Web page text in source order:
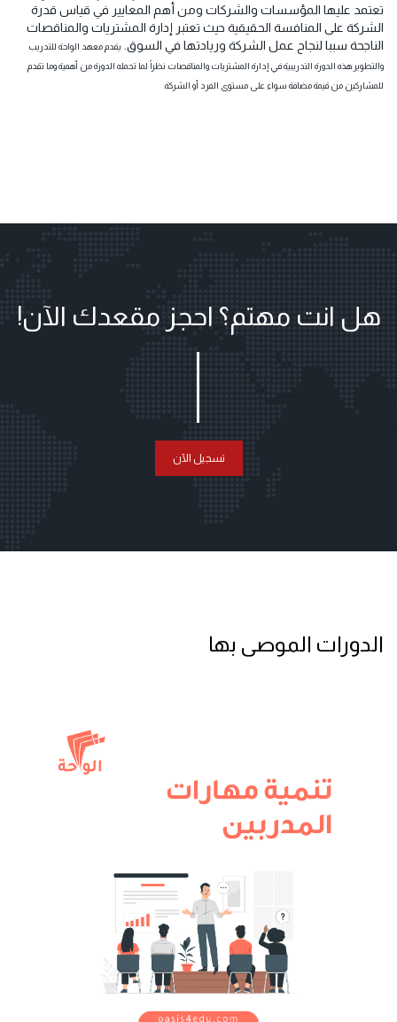
تعتمد عليها المؤسسات والشركات ومن أهم المعايير في قياس قدرة
الشركة على المنافسة الحقيقية حيث تعتبر إدارة المشتريات والمناقصات
الناجحة سببا لنجاح عمل الشركة وريادتها في السوق.
يقدم معهد الواحة للتدريب
والتطوير هذه الدورة التدريبية في إدارة المشتريات والمناقصات نظراً لما تحمله الدورة من أهمية وما تقدم
للمشاركين من قيمة مضافة سواء على مستوى الفرد أو الشركة.
هل انت مهتم؟ احجز مقعدك الآن!
تسجيل الآن
الدورات الموصى بها